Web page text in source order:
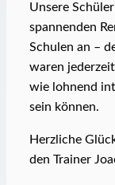
Unsere
spannenden
Schulen an –
waren
wie lohnend
sein können.
Herzliche
den Trainer